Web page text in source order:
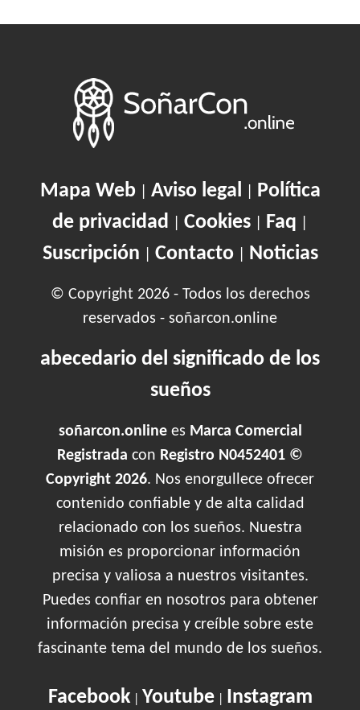
Mapa Web| Aviso legal
Política
de privacidad
Cookies Faq
Suscripción Contacto| Noticias
© Copyright 2026 - Todos los derechos
reservados - soñarcon.online
abecedario del significado de los
sueños
soñarcon.onlinees Marca Comercial
Registrada con Registro N0452401 ©
Copyright 2026. Nos enorgullece ofrecer
contenido confiable y de alta calidad
relacionado con los sueños. Nuestra
misión es proporcionar información
precisa y valiosa a nuestros visitantes.
Puedes confiar en nosotros para obtener
información precisa y creíble sobre este
fascinante tema del mundo de los sueños.
Facebook| Youtube| Instagram